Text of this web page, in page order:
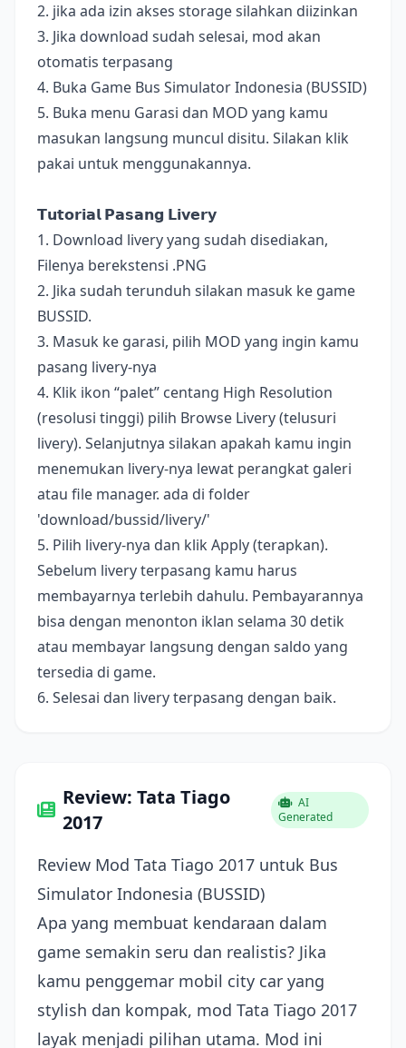
2. jika ada izin akses storage silahkan diizinkan
3. Jika download sudah selesai, mod akan
otomatis terpasang
4. Buka Game Bus Simulator Indonesia (BUSSID)
5. Buka menu Garasi dan MOD yang kamu
masukan langsung muncul disitu. Silakan klik
pakai untuk menggunakannya.
𝗧𝘂𝘁𝗼𝗿𝗶𝗮𝗹 𝗣𝗮𝘀𝗮𝗻𝗴 𝗟𝗶𝘃𝗲𝗿𝘆
1. Download livery yang sudah disediakan,
Filenya berekstensi .PNG
2. Jika sudah terunduh silakan masuk ke game
BUSSID.
3. Masuk ke garasi, pilih MOD yang ingin kamu
pasang livery-nya
4. Klik ikon “palet” centang High Resolution
(resolusi tinggi) pilih Browse Livery (telusuri
livery). Selanjutnya silakan apakah kamu ingin
menemukan livery-nya lewat perangkat galeri
atau file manager. ada di folder
'download/bussid/livery/'
5. Pilih livery-nya dan klik Apply (terapkan).
Sebelum livery terpasang kamu harus
membayarnya terlebih dahulu. Pembayarannya
bisa dengan menonton iklan selama 30 detik
atau membayar langsung dengan saldo yang
tersedia di game.
6. Selesai dan livery terpasang dengan baik.
Review: Tata Tiago
2017
AI
Generated
Review Mod Tata Tiago 2017 untuk Bus
Simulator Indonesia (BUSSID)
Apa yang membuat kendaraan dalam
game semakin seru dan realistis? Jika
kamu penggemar mobil city car yang
stylish dan kompak, mod Tata Tiago 2017
layak menjadi pilihan utama. Mod ini